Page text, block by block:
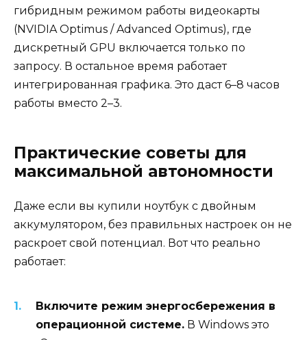
гибридным режимом работы видеокарты
(NVIDIA Optimus / Advanced Optimus), где
дискретный GPU включается только по
запросу. В остальное время работает
интегрированная графика. Это даст 6–8 часов
работы вместо 2–3.
Практические советы для
максимальной автономности
Даже если вы купили ноутбук с двойным
аккумулятором, без правильных настроек он не
раскроет свой потенциал. Вот что реально
работает:
Включите режим энергосбережения в
операционной системе. В Windows это